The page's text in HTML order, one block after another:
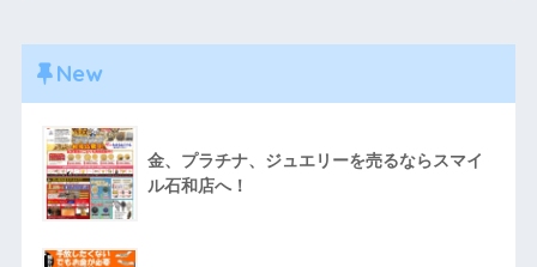
New
金、プラチナ、ジュエリーを売るならスマイ
ル石和店へ！